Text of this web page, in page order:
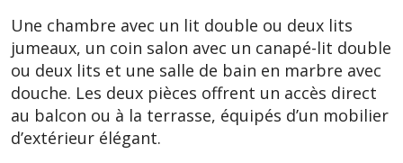
Une chambre avec un lit double ou deux lits
jumeaux, un coin salon avec un canapé-lit double
ou deux lits et une salle de bain en marbre avec
douche. Les deux pièces offrent un accès direct
au balcon ou à la terrasse, équipés d’un mobilier
d’extérieur élégant.